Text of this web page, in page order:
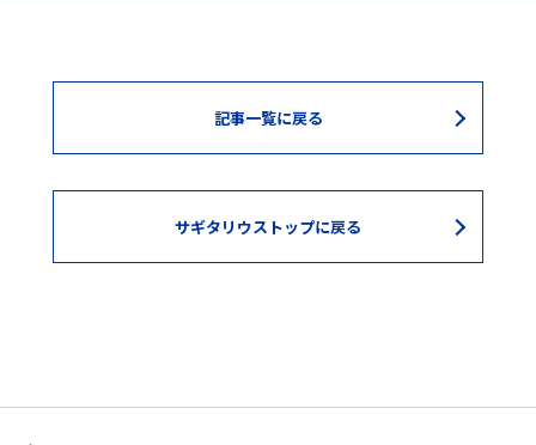
記事一覧に戻る
サギタリウストップに戻る